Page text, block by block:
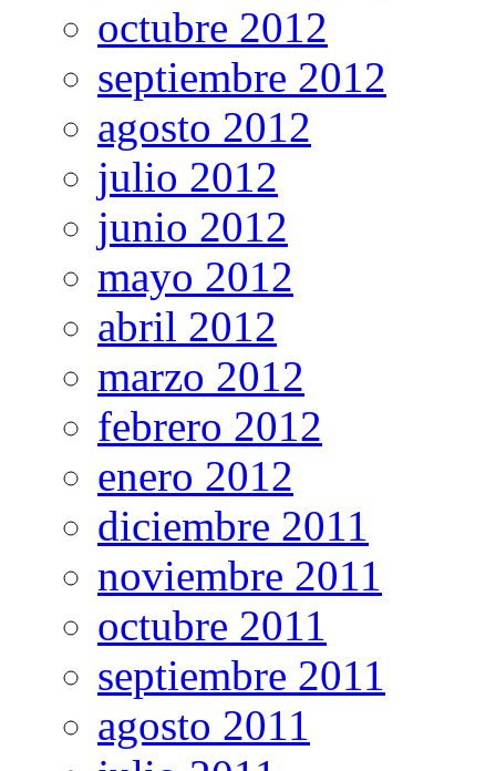
octubre 2012
septiembre 2012
agosto 2012
julio 2012
junio 2012
mayo 2012
abril 2012
marzo 2012
febrero 2012
enero 2012
diciembre 2011
noviembre 2011
octubre 2011
septiembre 2011
agosto 2011